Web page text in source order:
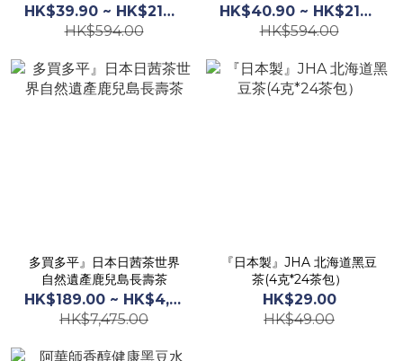
HK$39.90 ~ HK$219.00
HK$594.00
HK$40.90 ~ HK$219.00
HK$594.00
多買多平』日本日茜茶世界
自然遺產鹿兒島長壽茶
HK$189.00 ~ HK$4,125.00
HK$7,475.00
『日本製』JHA 北海道黑豆
茶(4克*24茶包）
HK$29.00
HK$49.00